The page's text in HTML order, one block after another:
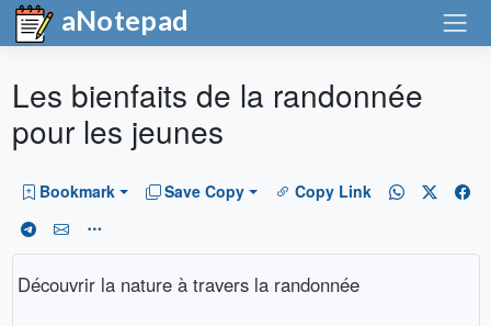
aNotepad
Les bienfaits de la randonnée
pour les jeunes
Bookmark Save Copy Copy Link
Découvrir la nature à travers la randonnée